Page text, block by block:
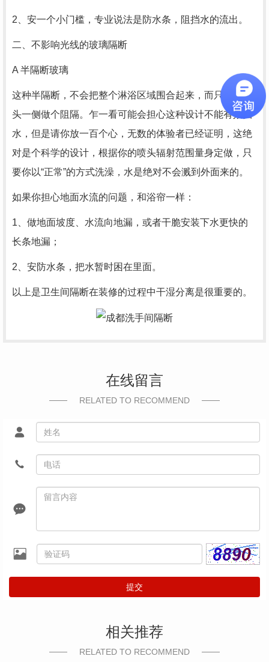
2、安一个小门槛，专业说法是防水条，阻挡水的流出。
二、不影响光线的玻璃隔断
A 半隔断玻璃
这种半隔断，不会把整个淋浴区域围合起来，而只是在喷
头一侧做个阻隔。乍一看可能会担心这种设计不能有效挡
水，但是请你放一百个心，无数的体验者已经证明，这绝
对是个科学的设计，根据你的喷头辐射范围量身定做，只
要你以“正常”的方式洗澡，水是绝对不会溅到外面来的。
如果你担心地面水流的问题，和浴帘一样：
1、做地面坡度、水流向地漏，或者干脆安装下水更快的
长条地漏；
2、安防水条，把水暂时困在里面。
以上是卫生间隔断在装修的过程中干湿分离是很重要的。
在线留言
RELATED TO RECOMMEND
提交
相关推荐
RELATED TO RECOMMEND